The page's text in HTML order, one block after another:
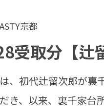
ASTY京都
受取分【辻
、初代辻留次郎が裏
き、以来、裏千家台